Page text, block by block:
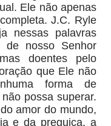
Ele não apenas
J.C. Ryle
nessas palavras
de nosso Senhor
doentes pelo
que Ele não
forma de
possa superar.
amor do mundo,
e da preguiça, a